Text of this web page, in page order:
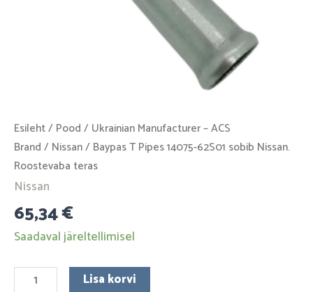
Esileht/ Pood / Ukrainian Manufacturer – ACS
Brand / Nissan/ Baypas T Pipes 14075-62S01 sobib Nissan.
Roostevaba teras
Nissan
65,34€
Saadaval järeltellimisel
Lisa korvi